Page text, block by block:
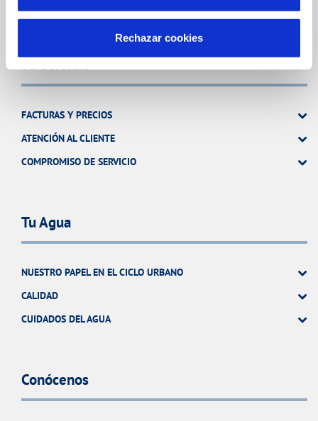
Rechazar cookies
Tu Servicio
FACTURAS Y PRECIOS
ATENCIÓN AL CLIENTE
COMPROMISO DE SERVICIO
Tu Agua
NUESTRO PAPEL EN EL CICLO URBANO
CALIDAD
CUIDADOS DEL AGUA
Conócenos